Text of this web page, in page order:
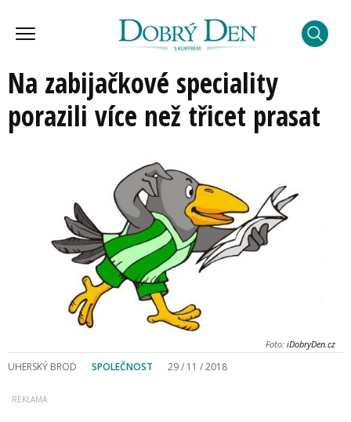
Na zabijačkové speciality
porazili více než třicet prasat
Foto: iDobryDen.cz
UHERSKÝ BROD SPOLEČNOST 29 / 11 / 2018